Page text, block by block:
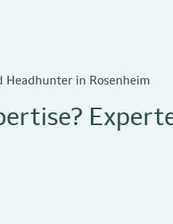
Headhunter in Rosenheim